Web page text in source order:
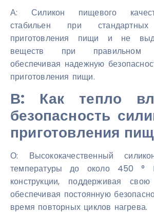
А: Силикон пищевого
стабильен при стандартных
приготовления пищи и не
веществ при правильном
обеспечивая надежную
приготовления пищи.
В: Как тепло
безопасность
приготовления
О: Высококачественный
температуры до около 450 °
конструкции, поддерживая
обеспечивая постоянную
время повторных циклов нагрева.